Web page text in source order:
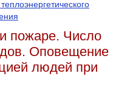
пожаре. Число
Оповещение
людей при